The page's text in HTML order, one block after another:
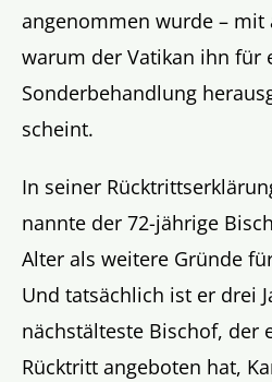
angenommen wurde – mit
warum der Vatikan ihn für
Sonderbehandlung
scheint.
In seiner
nannte der 72-jährige
Alter als weitere Gründe
Und tatsächlich ist er drei
nächstälteste Bischof, der
Rücktritt angeboten hat,